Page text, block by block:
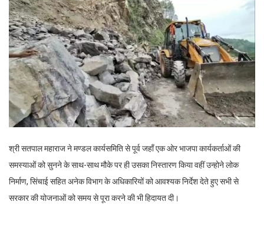
श्री सतपाल महाराज ने मण्डल कार्यसमिति से पूर्व जहाँ एक ओर भाजपा कार्यकर्ताओं की
समस्याओं को सुनने के साथ-साथ मौके पर ही उसका निस्तारण किया वहीं उन्होने लोक
निर्माण, सिंचाई सहित अनेक विभाग के अधिकारियों को आवश्यक निर्देश देते हुए सभी से
सरकार की योजनाओं को समय से पूरा करने की भी हिदायत दी।